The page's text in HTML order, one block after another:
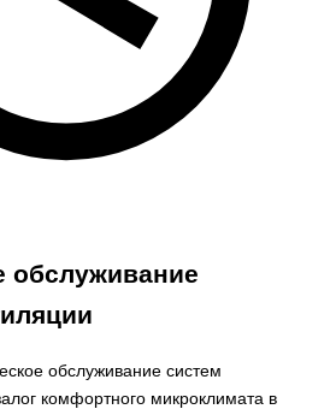
обслуживание
обслуживание систем
комфортного микроклимата в